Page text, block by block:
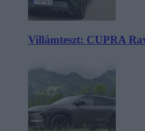
Villámteszt: CUPRA